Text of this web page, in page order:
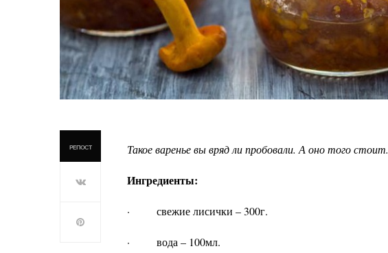
РЕПОСТ Такое варенье вы вряд ли пробовали. А оно того стоит.
Ингредиенты:
· свежие лисички – 300г.
· вода – 100мл.